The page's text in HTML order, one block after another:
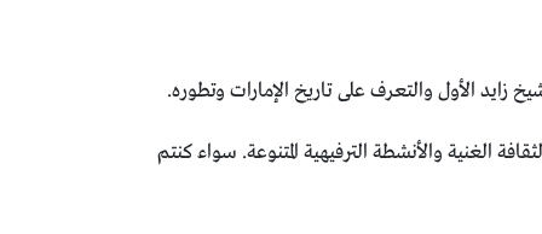
زايد الأول والتعرف على تاريخ الإمارات وتطوره.
الغنية والأنشطة الترفيهية المتنوعة. سواء كنتم